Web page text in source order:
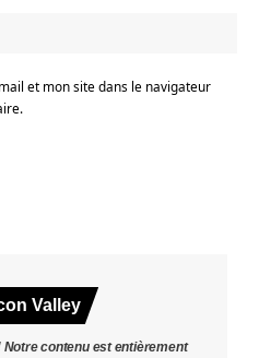
et mon site dans le navigateur
Valley
Notre contenu est entièrement